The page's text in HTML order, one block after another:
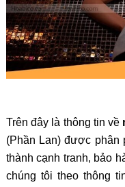
Trên đây là thông tin về
(Phần Lan) được phân
thành cạnh tranh, bảo
chúng tôi theo thông